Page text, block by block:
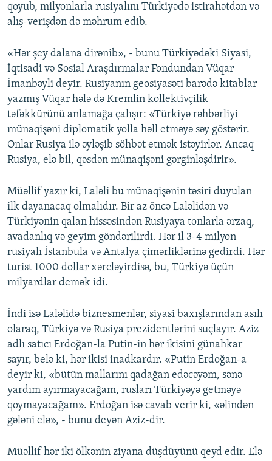
qoyub, milyonlarla rusiyalını Türkiyədə istirahətdən və
alış-verişdən də məhrum edib.
«Hər şey dalana dirənib», - bunu Türkiyədəki Siyasi,
İqtisadi və Sosial Araşdırmalar Fondundan Vüqar
İmanbəyli deyir. Rusiyanın geosiyasəti barədə kitablar
yazmış Vüqar hələ də Kremlin kollektivçilik
təfəkkürünü anlamağa çalışır: «Türkiyə rəhbərliyi
münaqişəni diplomatik yolla həll etməyə səy göstərir.
Onlar Rusiya ilə əyləşib söhbət etmək istəyirlər. Ancaq
Rusiya, elə bil, qəsdən münaqişəni gərginləşdirir».
Müəllif yazır ki, Laləli bu münaqişənin təsiri duyulan
ilk dayanacaq olmalıdır. Bir az öncə Laləlidən və
Türkiyənin qalan hissəsindən Rusiyaya tonlarla ərzaq,
avadanlıq və geyim göndərilirdi. Hər il 3-4 milyon
rusiyalı İstanbula və Antalya çimərliklərinə gedirdi. Hər
turist 1000 dollar xərcləyirdisə, bu, Türkiyə üçün
milyardlar demək idi.
İndi isə Laləlidə biznesmenlər, siyasi baxışlarından asılı
olaraq, Türkiyə və Rusiya prezidentlərini suçlayır. Aziz
adlı satıcı Erdoğan-la Putin-in hər ikisini günahkar
sayır, belə ki, hər ikisi inadkardır. «Putin Erdoğan-a
deyir ki, «bütün mallarını qadağan edəcəyəm, sənə
yardım ayırmayacağam, rusları Türkiyəyə getməyə
qoymayacağam». Erdoğan isə cavab verir ki, «əlindən
gələni elə», - bunu deyən Aziz-dir.
Müəllif hər iki ölkənin ziyana düşdüyünü qeyd edir. Elə